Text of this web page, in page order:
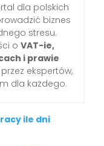
dla polskich
biznes
stresu.
o VAT-ie,
i prawie
ekspertów,
dla każdego.
ile dni